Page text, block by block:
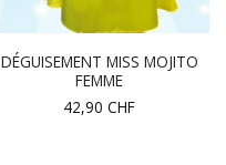
DÉGUISEMENT MISS MOJITO
FEMME
42,90 CHF